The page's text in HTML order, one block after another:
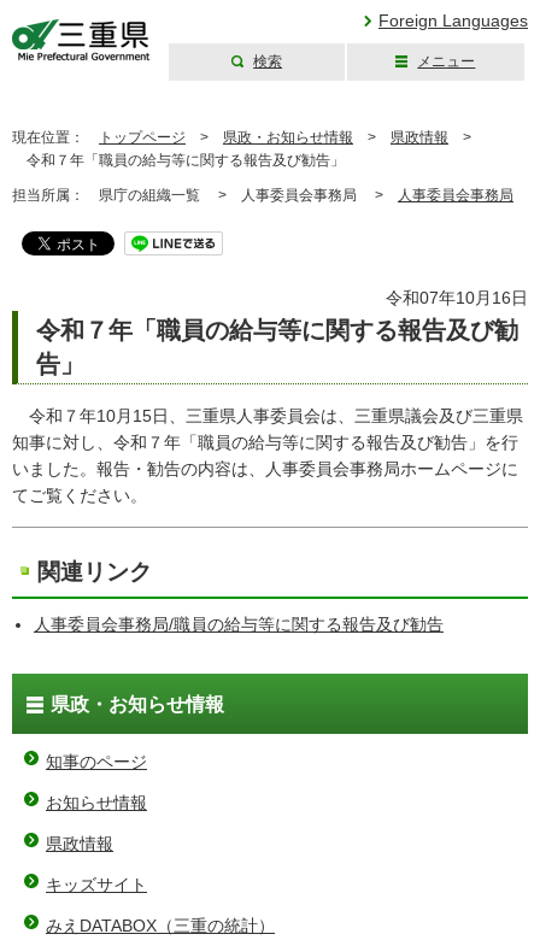
Foreign Languages
検索 メニュー
現在位置： トップページ > 県政・お知らせ情報 > 県政情報 >
令和７年「職員の給与等に関する報告及び勧告」
担当所属： 県庁の組織一覧 > 人事委員会事務局 > 人事委員会事務局
令和07年10月16日
令和７年「職員の給与等に関する報告及び勧
告」
令和７年10月15日、三重県人事委員会は、三重県議会及び三重県
知事に対し、令和７年「職員の給与等に関する報告及び勧告」を行
いました。報告・勧告の内容は、人事委員会事務局ホームページに
てご覧ください。
関連リンク
人事委員会事務局/職員の給与等に関する報告及び勧告
県政・お知らせ情報
知事のページ
お知らせ情報
県政情報
キッズサイト
みえDATABOX（三重の統計）